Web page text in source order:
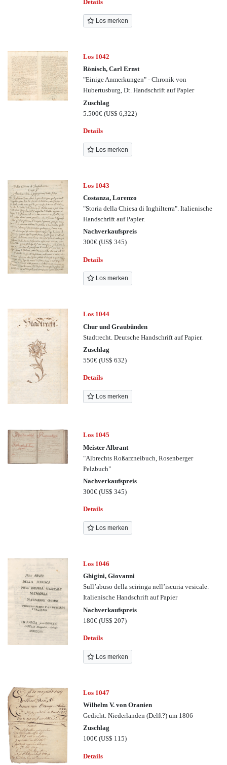
Details
Los merken
Los 1042
Rönisch, Carl Ernst
"Einige Anmerkungen" - Chronik von
Hubertusburg, Dt. Handschrift auf Papier
Zuschlag
5.500€(US$ 6,322)
Details
Los merken
Los 1043
Costanza, Lorenzo
"Storia della Chiesa di Inghilterra". Italienische
Handschrift auf Papier.
Nachverkaufspreis
300€(US$ 345)
Details
Los merken
Los 1044
Chur und Graubünden
Stadtrecht. Deutsche Handschrift auf Papier.
Zuschlag
550€(US$ 632)
Details
Los merken
Los 1045
Meister Albrant
"Albrechts Roßarzneibuch, Rosenberger
Pelzbuch"
Nachverkaufspreis
300€(US$ 345)
Details
Los merken
Los 1046
Ghigini, Giovanni
Sull’abuso della sciringa nell’iscuria vesicale.
Italienische Handschrift auf Papier
Nachverkaufspreis
180€(US$ 207)
Details
Los merken
Los 1047
Wilhelm V. von Oranien
Gedicht. Niederlanden (Delft?) um 1806
Zuschlag
100€(US$ 115)
Details